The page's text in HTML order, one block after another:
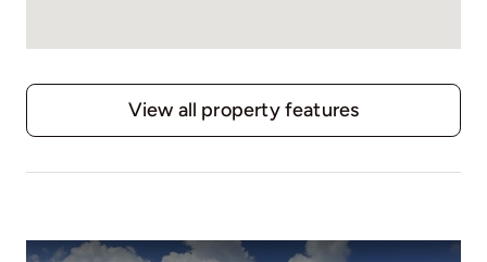
View all property features